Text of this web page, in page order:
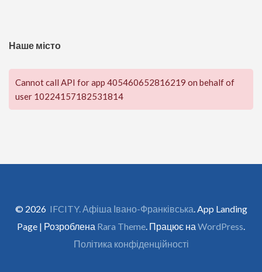
Наше місто
Cannot call API for app 405460652816219 on behalf of
user 10224157182531814
© 2026 IFCITY. Афіша Івано-Франківська . App Landing
Page | Розроблена Rara Theme . Працює на WordPress
Політика конфіденційності